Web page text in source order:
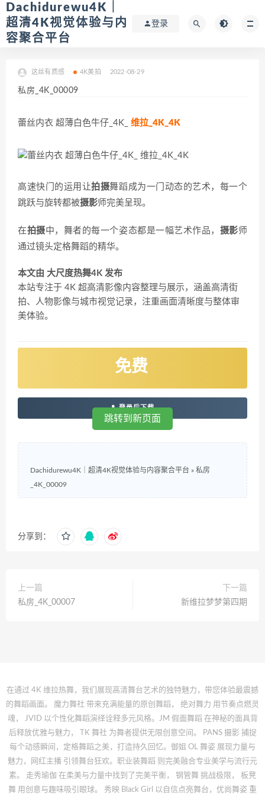
Dachidurewu4K｜
超清4K视觉体验与内
容聚合平台
登录
这丝有质感 4K美拍 2022-08-29
私房_4K_00009
蕾丝内衣 超薄白色牛仔_4K_ 维拉_4K_4K
高速快门的运用让拍摄舞蹈成为一门动态的艺术，每一个
跳跃与旋转都被摄影师完美呈现。
在拍摄中，舞者的每一个姿态都是一幅艺术作品， 摄影师
通过镜头定格舞蹈的精华。
本文由 大尺度热舞4K 发布
本站专注于 4K 超高清影像内容整理与展示，涵盖高清街
拍、人物影像与城市视觉记录，注重画面清晰度与整体审
美体验。
免费
登录后下载
Dachidurewu4K｜超清4K视觉体验与内容聚合平台 » 私房
_4K_00009
分享到：
上一篇
私房_4K_00007
下一篇
新维拉梦梦第四期
在通过 4K 维拉热舞，我们展现高清舞台艺术的独特魅力，带您体验最震撼
的舞蹈画面。 魔力舞社 带来充满能量的原创舞蹈， 绝对舞力 用节奏点燃灵
魂， JVID 以个性化舞蹈演绎诠释多元风格。JM 假面舞蹈 在神秘的面具背
后释放优雅与魅力， TK 舞社 为舞者提供无限创意空间。 PANS 摄影 捕捉
每个动感瞬间，定格舞蹈之美，打造持久回忆。御姐 OL 舞姿 展现力量与
魅力，网红主播 引领舞台狂欢。职业装舞蹈 则完美融合专业美学与流行元
素。 走秀瑜伽 在柔美与力量中找到了完美平衡， 钢管舞 挑战极限， 板凳
舞 用创意与趣味吸引眼球。 秀映 Black Girl 以自信点亮舞台，优尚舞姿 重
跳转到新页面